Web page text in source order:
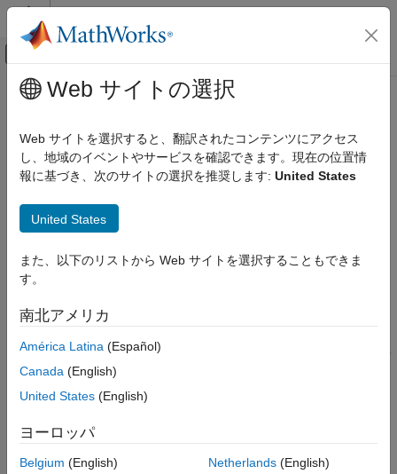
コンテンツへスキップ
オフキャンバス ナビゲーション メ
ドキュメンテーションのホーム
コード検証
Polyspace Bug Finder
MATLAB スクリプトを使用した Bug Finder 解
Polyspace Bug Finder
polyspaceroot
項目一覧
構文
説明
バージョン履歴
参考
メインコンテンツ
polyspaceroot
Polyspaceインストール フォルダーの取得
構文
説明
す。
R2019a 以降、Polyspace 解析用の MATLAB
スクリプトを実行
するには、MATLAB および Polyspace を別々のフォルダーにイ
ンストールして、それらの間をリンクします。インストールとリ
ー内のファイルにアクセスするには、この関数を使用します。
MATLAB や Simulink との Polyspace の統合またはPolyspace
Server 製品と MATLAB との統合も参照してください。
Web サイトの選択
Web サイトを選択すると、翻訳されたコンテンツにアクセス
し、地域のイベントやサービスを確認できます。現在の位置情
報に基づき、次のサイトの選択を推奨します: United States
United States
また、以下のリストから Web サイトを選択することもできま
す。
南北アメリカ
América Latina (Español)
Canada (English)
United States (English)
ヨーロッパ
Belgium (English)
Netherlands(English)